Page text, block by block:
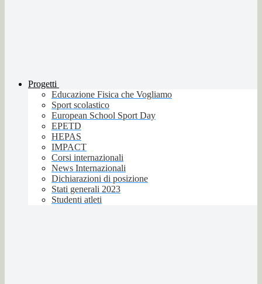
Progetti
Educazione Fisica che Vogliamo
Sport scolastico
European School Sport Day
EPETD
HEPAS
IMPACT
Corsi internazionali
News Internazionali
Dichiarazioni di posizione
Stati generali 2023
Studenti atleti